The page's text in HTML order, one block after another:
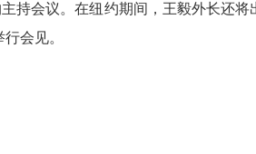
持会议。在纽约期间，王毅外长还将
会见。